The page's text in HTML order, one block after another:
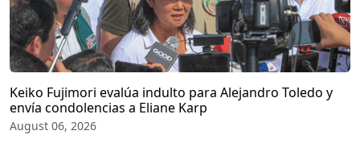
Keiko Fujimori evalúa indulto para Alejandro Toledo y
envía condolencias a Eliane Karp
August 06, 2026